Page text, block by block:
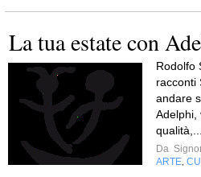
La tua estate con
Rodolfo
racconti
andare
Adelphi,
qualità,...
Da
ARTE